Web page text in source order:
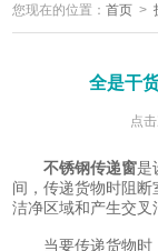
您现在的位置：首页 >
全是干
点
不锈钢传递窗是
间，传递货物时阻
洁净区域和产生交叉
当要传递货物时，